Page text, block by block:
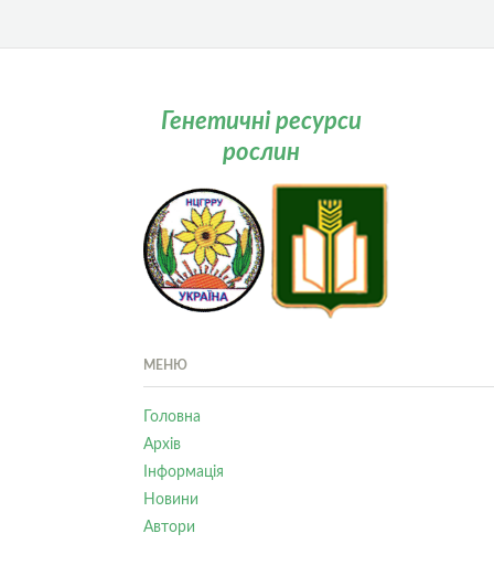
Генетичні ресурси
рослин
МЕНЮ
Головна
Архів
Інформація
Новини
Автори